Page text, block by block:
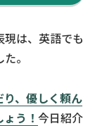
現は、英語でも
。
り、優しく頼ん
う！ 今日紹介